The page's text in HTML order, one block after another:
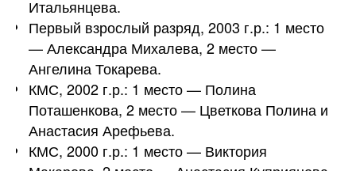
Итальянцева.
Первый взрослый разряд, 2003 г.р.: 1 место
— Александра Михалева, 2 место —
Ангелина Токарева.
КМС, 2002 г.р.: 1 место — Полина
Поташенкова, 2 место — Цветкова Полина и
Анастасия Арефьева.
КМС, 2000 г.р.: 1 место — Виктория